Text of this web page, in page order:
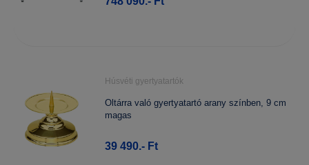
Húsvéti gyertyatartók
Oltárra való gyertyatartó arany színben, 9 cm
magas
39 490.- Ft